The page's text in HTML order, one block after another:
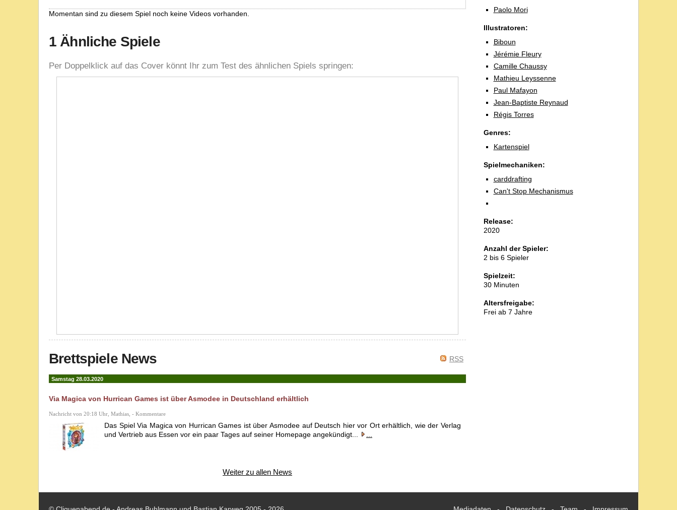
Paolo Mori
Illustratoren:
Biboun
Jérémie Fleury
Camille Chaussy
Mathieu Leyssenne
Paul Mafayon
Jean-Baptiste Reynaud
Régis Torres
Genres:
Kartenspiel
Spielmechaniken:
carddrafting
Can't Stop Mechanismus
Release:
2020
Anzahl der Spieler:
2 bis 6 Spieler
Spielzeit:
30 Minuten
Altersfreigabe:
Frei ab 7 Jahre
Momentan sind zu diesem Spiel noch keine Videos vorhanden.
1 Ähnliche Spiele
Per Doppelklick auf das Cover könnt Ihr zum Test des ähnlichen Spiels springen:
RSS
Brettspiele News
Samstag 28.03.2020
Via Magica von Hurrican Games ist über Asmodee in Deutschland erhältlich
Nachricht von 20:18 Uhr, Mathias, - Kommentare
Das Spiel Via Magica von Hurrican Games ist über Asmodee auf Deutsch hier vor Ort erhältlich, wie der Verlag
und Vertrieb aus Essen vor ein paar Tages auf seiner Homepage angekündigt...
Weiter zu allen News